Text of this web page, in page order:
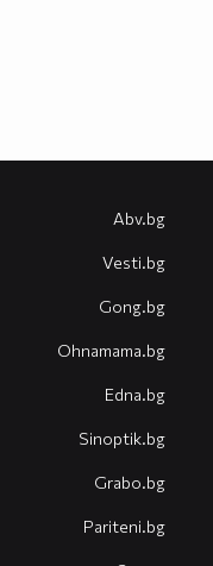
Abv.bg
Vesti.bg
Gong.bg
Оhnamama.bg
Edna.bg
Sinoptik.bg
Grabo.bg
Pariteni.bg